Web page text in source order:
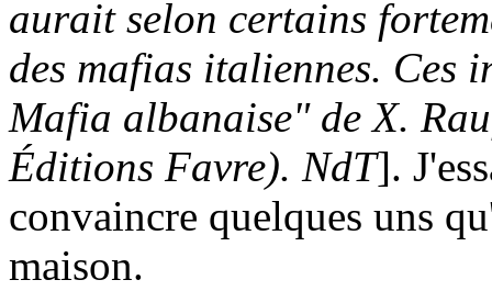
aurait selon certains
des mafias italiennes. Ces
Mafia albanaise" de X.
Éditions Favre). NdT].
convaincre quelques uns
maison.